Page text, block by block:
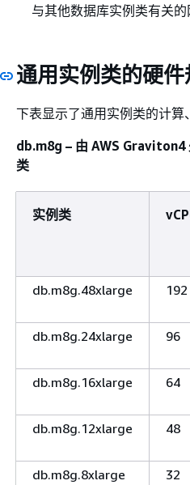
与其他数据库实例类有关的
通用实例类的硬件
下表显示了通用实例类的计算
db.m8g – 由 AWS Graviton4
类
实例类
db.m8g.48xlarge 192
db.m8g.24xlarge 96
db.m8g.16xlarge 64
db.m8g.12xlarge 48
db.m8g.8xlarge 32